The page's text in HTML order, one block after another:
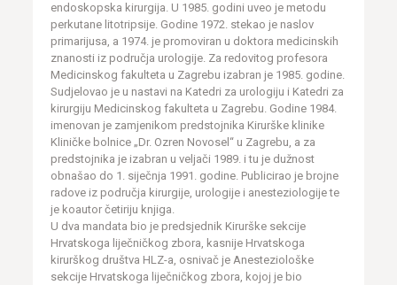
endoskopska kirurgija. U 1985. godini uveo je metodu
perkutane litotripsije. Godine 1972. stekao je naslov
primarijusa, a 1974. je promoviran u doktora medicinskih
znanosti iz područja urologije. Za redovitog profesora
Medicinskog fakulteta u Zagrebu izabran je 1985. godine.
Sudjelovao je u nastavi na Katedri za urologiju i Katedri za
kirurgiju Medicinskog fakulteta u Zagrebu. Godine 1984.
imenovan je zamjenikom predstojnika Kirurške klinike
Kliničke bolnice „Dr. Ozren Novosel“ u Zagrebu, a za
predstojnika je izabran u veljači 1989. i tu je dužnost
obnašao do 1. siječnja 1991. godine. Publicirao je brojne
radove iz područja kirurgije, urologije i anesteziologije te
je koautor četiriju knjiga.
U dva mandata bio je predsjednik Kirurške sekcije
Hrvatskoga liječničkog zbora, kasnije Hrvatskoga
kirurškog društva HLZ-a, osnivač je Anesteziološke
sekcije Hrvatskoga liječničkog zbora, kojoj je bio